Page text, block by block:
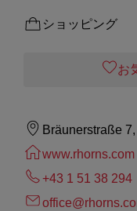
ショッピング
お
Bräunerstraße
www.rhorns.com
+43 1 51 38 294